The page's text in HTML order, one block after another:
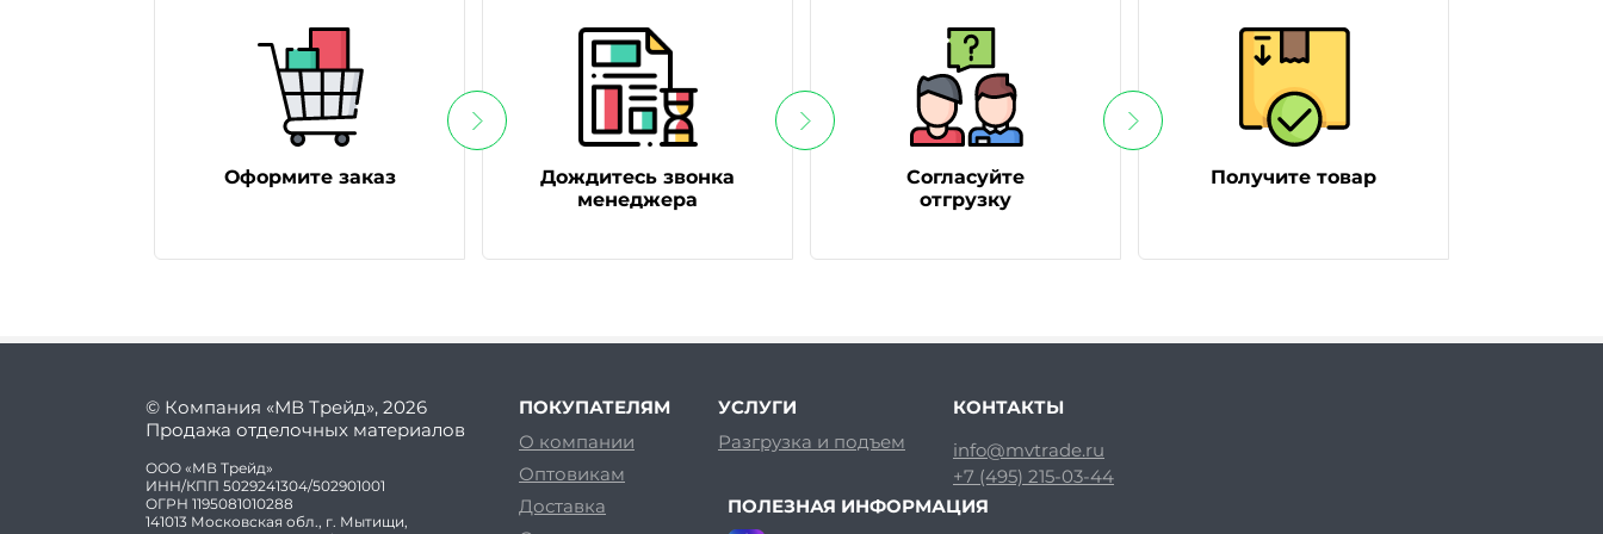
Оформите заказ
Дождитесь звонка
менеджера
Согласуйте
отгрузку
Получите товар
© Компания «МВ Трейд», 2026
Продажа отделочных материалов
ООО «МВ Трейд»
ИНН/КПП 5029241304/502901001
ОГРН 1195081010288
141013 Московская обл., г. Мытищи,
ПОКУПАТЕЛЯМ
О компании
Оптовикам
Доставка
УСЛУГИ
Разгрузка и подъем
КОНТАКТЫ
info@mvtrade.ru
+7 (495) 215-03-44
ПОЛЕЗНАЯ ИНФОРМАЦИЯ